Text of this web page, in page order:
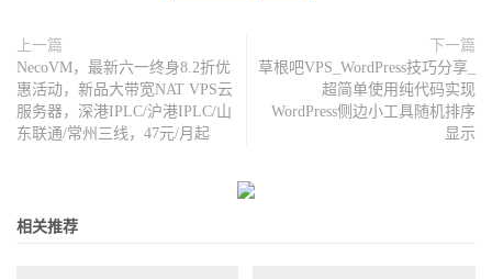
上一篇
NecoVM，最新六一终身8.2折优
惠活动，新品大带宽NAT VPS云
服务器，深港IPLC/沪港IPLC/山
东联通/常州三线，47元/月起
下一篇
草根吧VPS_WordPress技巧分享_
超简单使用纯代码实现
WordPress侧边小工具随机排序
显示
相关推荐